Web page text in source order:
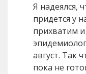
Я надеялся,
придется у
прихватим
август. Так
пока не